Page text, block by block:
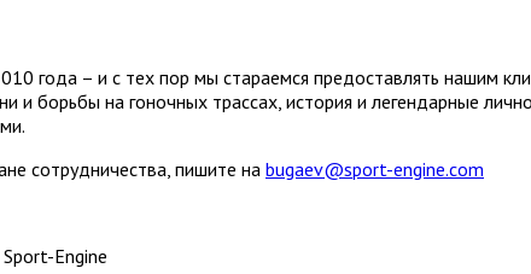
года – и с тех пор мы стараемся предоставлять нашим
и борьбы на гоночных трассах, история и легендарные
сотрудничества, пишите на bugaev@sport-engine.com
Engine